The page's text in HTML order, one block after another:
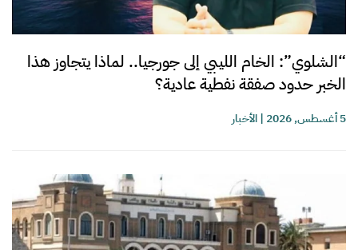
“الشلوي”: الخام الليبي إلى جورجيا.. لماذا يتجاوز هذا
الخبر حدود صفقة نفطية عادية؟
5 أغسطس, 2026 |الأخبار